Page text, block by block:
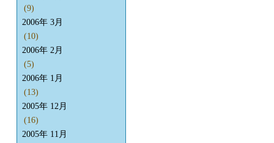
(9)
2006年 3月
(10)
2006年 2月
(5)
2006年 1月
(13)
2005年 12月
(16)
2005年 11月